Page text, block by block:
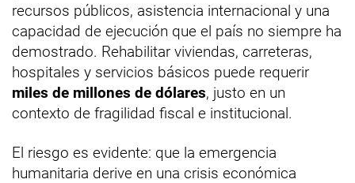
recursos públicos, asistencia internacional y una
capacidad de ejecución que el país no siempre ha
demostrado. Rehabilitar viviendas, carreteras,
hospitales y servicios básicos puede requerir
miles de millones de dólares, justo en un
contexto de fragilidad fiscal e institucional.
El riesgo es evidente: que la emergencia
humanitaria derive en una crisis económica